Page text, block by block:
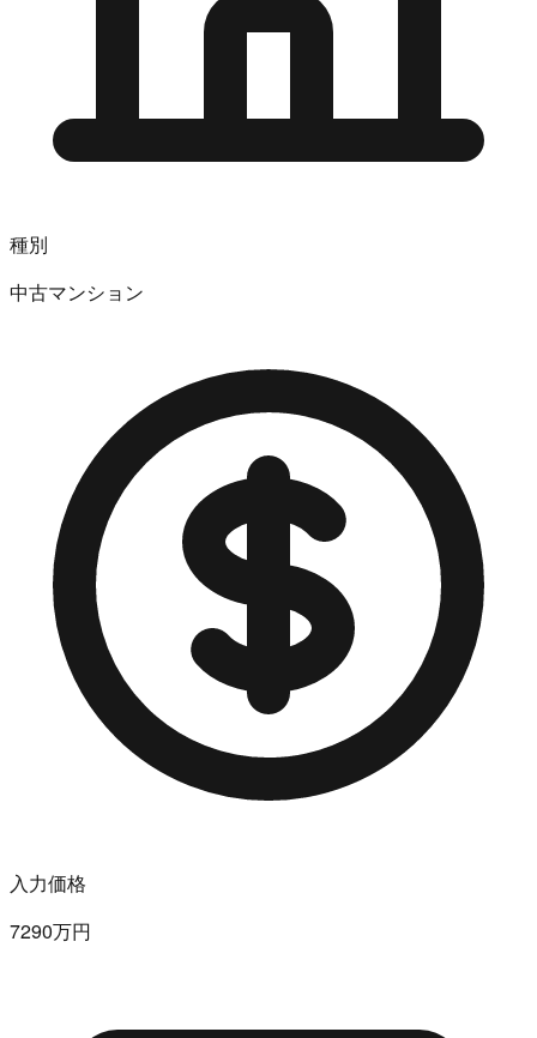
種別
中古マンション
入力価格
7290万円